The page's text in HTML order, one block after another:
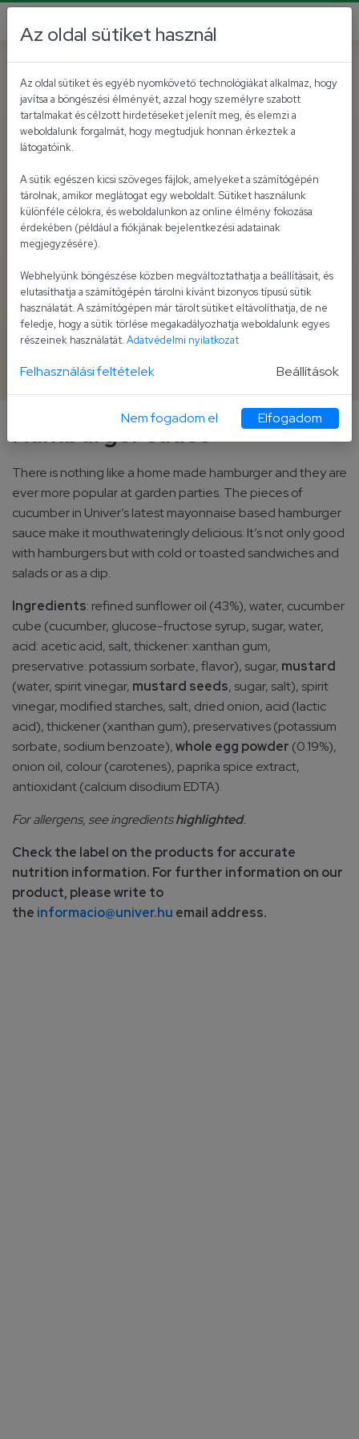
Hamburger sauce
There is nothing like a home made hamburger and they are
ever more popular at garden parties. The pieces of
cucumber in Univer’s latest mayonnaise based hamburger
sauce make it mouthwateringly delicious. It’s not only good
with hamburgers but with cold or toasted sandwiches and
salads or as a dip.
Ingredients: refined sunflower oil (43%), water, cucumber
cube (cucumber, glucose-fructose syrup, sugar, water,
acid: acetic acid, salt, thickener: xanthan gum,
preservative: potassium sorbate, flavor), sugar, mustard
(water, spirit vinegar, mustard seeds, sugar, salt), spirit
vinegar, modified starches, salt, dried onion, acid (lactic
acid), thickener (xanthan gum), preservatives (potassium
sorbate, sodium benzoate),whole egg powder (0.19%),
onion oil, colour (carotenes), paprika spice extract,
antioxidant (calcium disodium EDTA).
For allergens, see ingredientshighlighted.
Check the label on the products for accurate
nutrition information. For further information on our
product, please write to
the informacio@univer.hu email address.
Az oldal sütiket használ
Az oldal sütiket és egyéb nyomkövető technológiákat alkalmaz, hogy
javítsa a böngészési élményét, azzal hogy személyre szabott
tartalmakat és célzott hirdetéseket jelenít meg, és elemzi a
weboldalunk forgalmát, hogy megtudjuk honnan érkeztek a
látogatóink.
A sütik egészen kicsi szöveges fájlok, amelyeket a számítógépén
tárolnak, amikor meglátogat egy weboldalt. Sütiket használunk
különféle célokra, és weboldalunkon az online élmény fokozása
érdekében (például a fiókjának bejelentkezési adatainak
megjegyzésére).
Webhelyünk böngészése közben megváltoztathatja a beállításait, és
elutasíthatja a számítógépén tárolni kívánt bizonyos típusú sütik
használatát. A számítógépen már tárolt sütiket eltávolíthatja, de ne
feledje, hogy a sütik törlése megakadályozhatja weboldalunk egyes
részeinek használatát. Adatvédelmi nyilatkozat
Felhasználási feltételek Beállítások
Nem fogadom el Elfogadom